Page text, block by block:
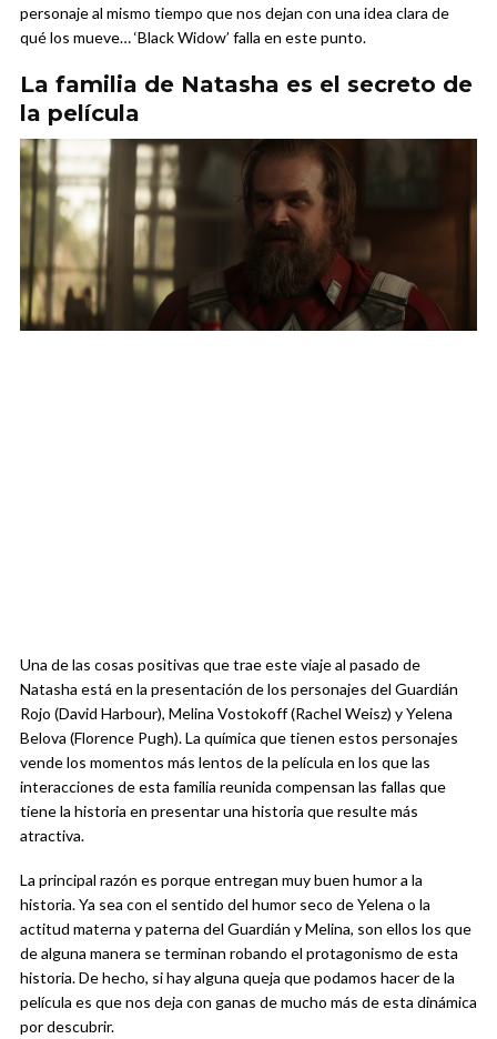
personaje al mismo tiempo que nos dejan con una idea clara de
qué los mueve… ‘Black Widow’ falla en este punto.
La familia de Natasha es el secreto de
la película
Una de las cosas positivas que trae este viaje al pasado de
Natasha está en la presentación de los personajes del Guardián
Rojo (David Harbour), Melina Vostokoff (Rachel Weisz) y Yelena
Belova (Florence Pugh). La química que tienen estos personajes
vende los momentos más lentos de la película en los que las
interacciones de esta familia reunida compensan las fallas que
tiene la historia en presentar una historia que resulte más
atractiva.
La principal razón es porque entregan muy buen humor a la
historia. Ya sea con el sentido del humor seco de Yelena o la
actitud materna y paterna del Guardián y Melina, son ellos los que
de alguna manera se terminan robando el protagonismo de esta
historia. De hecho, si hay alguna queja que podamos hacer de la
película es que nos deja con ganas de mucho más de esta dinámica
por descubrir.